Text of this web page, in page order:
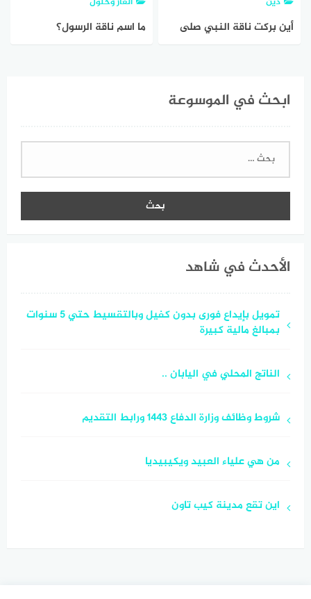
أين بركت ناقة النبي صلى
ما اسم ناقة الرسول؟
ابحث في الموسوعة
البحث
الأحدث في شاهد
تمويل بإيداع فورى بدون كفيل وبالتقسيط حتي 5 سنوات
بمبالغ مالية كبيرة
الناتج المحلي في اليابان ..
شروط وظائف وزارة الدفاع 1443 ورابط التقديم
من هي علياء العبيد ويكيبيديا
اين تقع مدينة كيب تاون